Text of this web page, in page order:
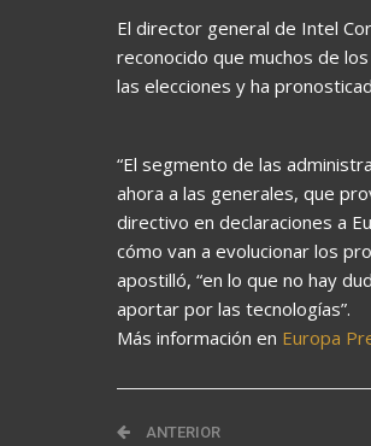
El director general de Intel
reconocido que muchos de
las elecciones y ha
“El segmento de las
ahora a las generales, que
directivo en declaraciones a
cómo van a evolucionar los
apostilló, “en lo que no hay
aportar por las tecnologías”.
Más información en Europa
ANTERIOR